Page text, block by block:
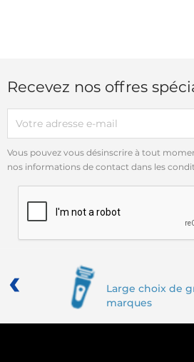
Recevez nos offres
Vous pouvez vous désinscrire à tout
nos informations de contact dans les
Large choix de
marques
‹